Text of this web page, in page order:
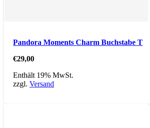
Pandora Moments Charm Buchstabe T
€29,00
Enthält 19% MwSt.
zzgl.Versand